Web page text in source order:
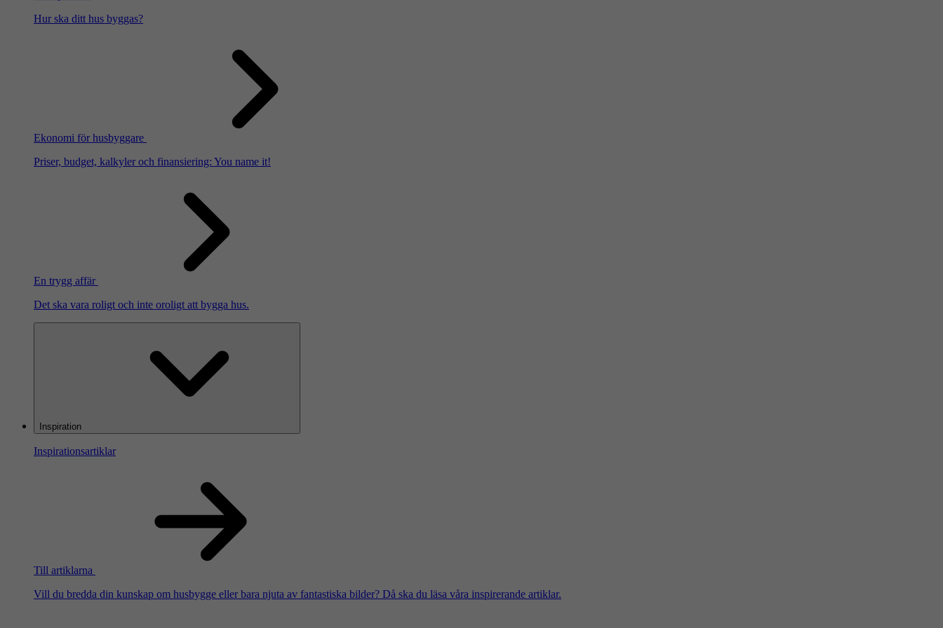
Hur ska ditt hus byggas?
Ekonomi för husbyggare
Priser, budget, kalkyler och finansiering: You name it!
En trygg affär
Det ska vara roligt och inte oroligt att bygga hus.
Inspiration
Inspirationsartiklar
Till artiklarna
Vill du bredda din kunskap om husbygge eller bara njuta av fantastiska bilder? Då ska du läsa våra inspirerande artiklar.